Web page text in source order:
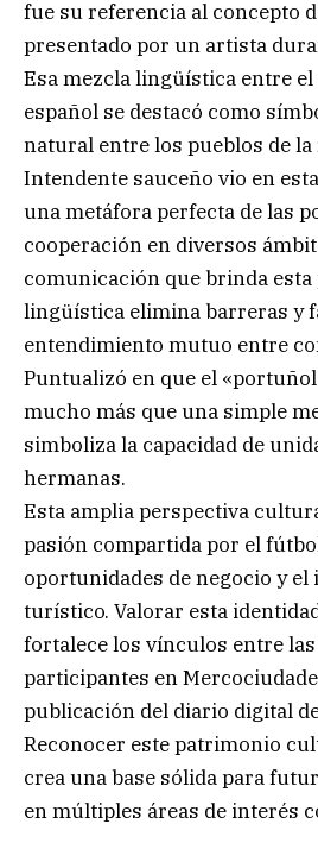
fue su referencia al concepto
presentado por un artista
Esa mezcla lingüística entre
español se destacó como
natural entre los pueblos de
Intendente sauceño vio en
una metáfora perfecta de las
cooperación en diversos
comunicación que brinda
lingüística elimina barreras y
entendimiento mutuo entre
Puntualizó en que el
mucho más que una simple
simboliza la capacidad de
hermanas.
Esta amplia perspectiva
pasión compartida por el
oportunidades de negocio y
turístico. Valorar esta
fortalece los vínculos entre
participantes en
publicación del diario digital
Reconocer este patrimonio
crea una base sólida para
en múltiples áreas de interés